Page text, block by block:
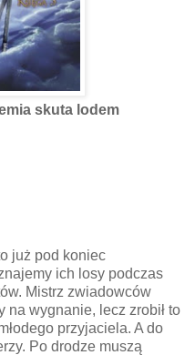
skuta lodem
już pod koniec
ich losy podczas
Mistrz zwiadowców
na wygnanie, lecz zrobił to
przyjaciela. A do
Po drodze muszą